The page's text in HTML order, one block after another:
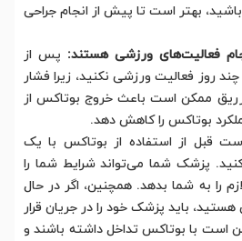
بهتر است تا پیش از انجام جراحی
پس از
روز فعالیت ورزشی نکنید، زیرا فشار
ممکن است باعث خروج بوتاکس از
بوتاکس را کاهش دهد.
قبل از استفاده از بوتاکس با یک
پزشک شما می‌تواند شرایط شما را
را به شما بدهد. همچنین، اگر در حال
باید پزشک خود را در جریان قرار
است با بوتاکس تداخل داشته باشند و